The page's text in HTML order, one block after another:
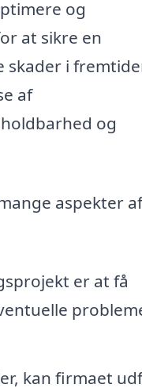
og
at sikre en
skader i
af
og
aspekter af
er at få
kan firmaet